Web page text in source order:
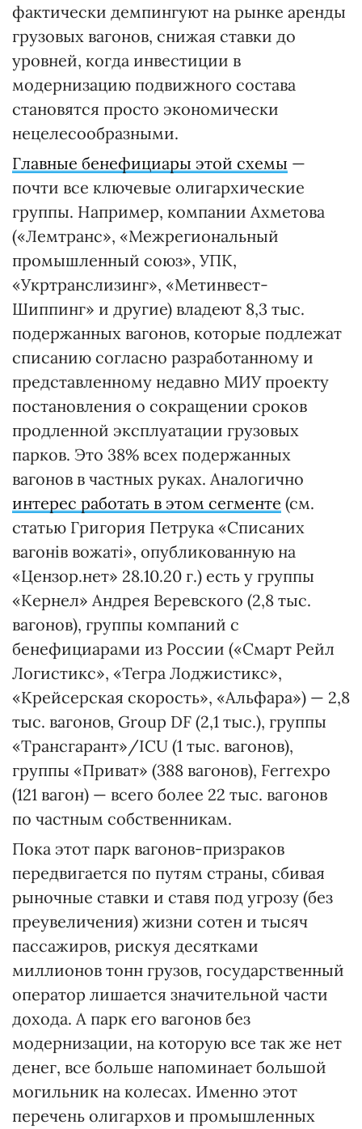
фактически демпингуют на рынке аренды
грузовых вагонов, снижая ставки до
уровней, когда инвестиции в
модернизацию подвижного состава
становятся просто экономически
нецелесообразными.
Главные бенефициары этой схемы —
почти все ключевые олигархические
группы. Например, компании Ахметова
(«Лемтранс», «Межрегиональный
промышленный союз», УПК,
«Укртранслизинг», «Метинвест-
Шиппинг» и другие) владеют 8,3 тыс.
подержанных вагонов, которые подлежат
списанию согласно разработанному и
представленному недавно МИУ проекту
постановления о сокращении сроков
продленной эксплуатации грузовых
парков. Это 38% всех подержанных
вагонов в частных руках. Аналогично
интерес работать в этом сегменте (см.
статью Григория Петрука «Списаних
вагонів вожаті», опубликованную на
«Цензор.нет» 28.10.20 г.) есть у группы
«Кернел» Андрея Веревского (2,8 тыс.
вагонов), группы компаний с
бенефициарами из России («Смарт Рейл
Логистикс», «Тегра Лоджистикс»,
«Крейсерская скорость», «Альфара») — 2,8
тыс. вагонов, Group DF (2,1 тыс.), группы
«Трансгарант»/ICU (1 тыс. вагонов),
группы «Приват» (388 вагонов), Ferrexpo
(121 вагон) — всего более 22 тыс. вагонов
по частным собственникам.
Пока этот парк вагонов-призраков
передвигается по путям страны, сбивая
рыночные ставки и ставя под угрозу (без
преувеличения) жизни сотен и тысяч
пассажиров, рискуя десятками
миллионов тонн грузов, государственный
оператор лишается значительной части
дохода. А парк его вагонов без
модернизации, на которую все так же нет
денег, все больше напоминает большой
могильник на колесах. Именно этот
перечень олигархов и промышленных